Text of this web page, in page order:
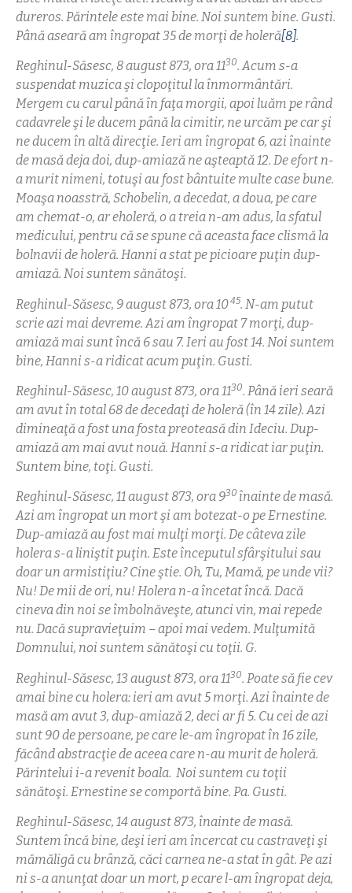
dureros. Părintele este mai bine. Noi suntem bine. Gusti.
Până aseară am îngropat 35 de morţi de holeră[8].
Reghinul-Săsesc, 8 august 873, ora 1130. Acum s-a
suspendat muzica şi clopoţitul la înmormântări.
Mergem cu carul până în faţa morgii, apoi luăm pe rând
cadavrele şi le ducem până la cimitir, ne urcăm pe car şi
ne ducem în altă direcţie. Ieri am îngropat 6, azi înainte
de masă deja doi, dup-amiază ne aşteaptă 12. De efort n-
a murit nimeni, totuşi au fost bântuite multe case bune.
Moaşa noasstră, Schobelin, a decedat, a doua, pe care
am chemat-o, ar eholeră, o a treia n-am adus, la sfatul
medicului, pentru că se spune că aceasta face clismă la
bolnavii de holeră. Hanni a stat pe picioare puţin dup-
amiază. Noi suntem sănătoşi.
Reghinul-Săsesc, 9 august 873, ora 1045. N-am putut
scrie azi mai devreme. Azi am îngropat 7 morţi, dup-
amiază mai sunt încă 6 sau 7. Ieri au fost 14. Noi suntem
bine, Hanni s-a ridicat acum puţin. Gusti.
Reghinul-Săsesc, 10 august 873, ora 1130. Până ieri seară
am avut în total 68 de decedaţi de holeră (în 14 zile). Azi
dimineaţă a fost una fosta preoteasă din Ideciu. Dup-
amiază am mai avut nouă. Hanni s-a ridicat iar puţin.
Suntem bine, toţi. Gusti.
Reghinul-Săsesc, 11 august 873, ora 930 înainte de masă.
Azi am îngropat un mort şi am botezat-o pe Ernestine.
Dup-amiază au fost mai mulţi morţi. De câteva zile
holera s-a liniştit puţin. Este începutul sfârşitului sau
doar un armistiţiu? Cine ştie. Oh, Tu, Mamă, pe unde vii?
Nu! De mii de ori, nu! Holera n-a încetat încă. Dacă
cineva din noi se îmbolnăveşte, atunci vin, mai repede
nu. Dacă supravieţuim – apoi mai vedem. Mulţumită
Domnului, noi suntem sănătoşi cu toţii. G.
Reghinul-Săsesc, 13 august 873, ora1130. Poate să fie cev
amai bine cu holera: ieri am avut 5 morţi. Azi înainte de
masă am avut 3, dup-amiază 2, deci ar fi 5. Cu cei de azi
sunt 90 de persoane, pe care le-am îngropat în 16 zile,
făcând abstracţie de aceea care n-au murit de holeră.
Părintelui i-a revenit boala. Noi suntem cu toţii
sănătoşi. Ernestine se comportă bine. Pa. Gusti.
Reghinul-Săsesc, 14 august 873, înainte de masă.
Suntem încă bine, deşi ieri am încercat cu castraveţi şi
mămăligă cu brânză, căci carnea ne-a stat în gât. Pe azi
ni s-a anunţat doar un mort, p ecare l-am îngropat deja,